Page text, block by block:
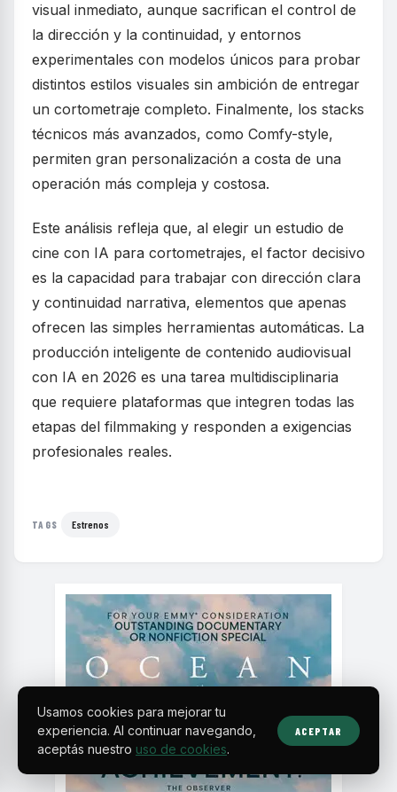
visual inmediato, aunque sacrifican el control de
la dirección y la continuidad, y entornos
experimentales con modelos únicos para probar
distintos estilos visuales sin ambición de entregar
un cortometraje completo. Finalmente, los stacks
técnicos más avanzados, como Comfy-style,
permiten gran personalización a costa de una
operación más compleja y costosa.
Este análisis refleja que, al elegir un estudio de
cine con IA para cortometrajes, el factor decisivo
es la capacidad para trabajar con dirección clara
y continuidad narrativa, elementos que apenas
ofrecen las simples herramientas automáticas. La
producción inteligente de contenido audiovisual
con IA en 2026 es una tarea multidisciplinaria
que requiere plataformas que integren todas las
etapas del filmmaking y responden a exigencias
profesionales reales.
TAGS Estrenos
Usamos cookies para mejorar tu
experiencia. Al continuar navegando,
aceptás nuestro uso de cookies.
ACEPTAR